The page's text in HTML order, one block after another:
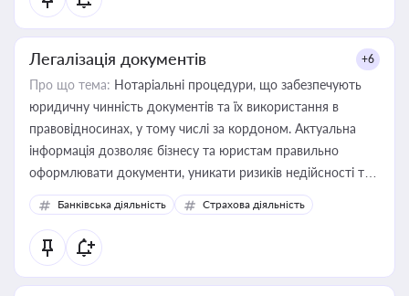
Легалізація документів +6
Про що тема: Нотаріальні процедури, що забезпечують
юридичну чинність документів та їх використання в
правовідносинах, у тому числі за кордоном. Актуальна
інформація дозволяє бізнесу та юристам правильно
оформлювати документи, уникати ризиків недійсності та
забезпечувати їх належне прийняття органами влади та
контрагентами
Банківська діяльність Страхова діяльність